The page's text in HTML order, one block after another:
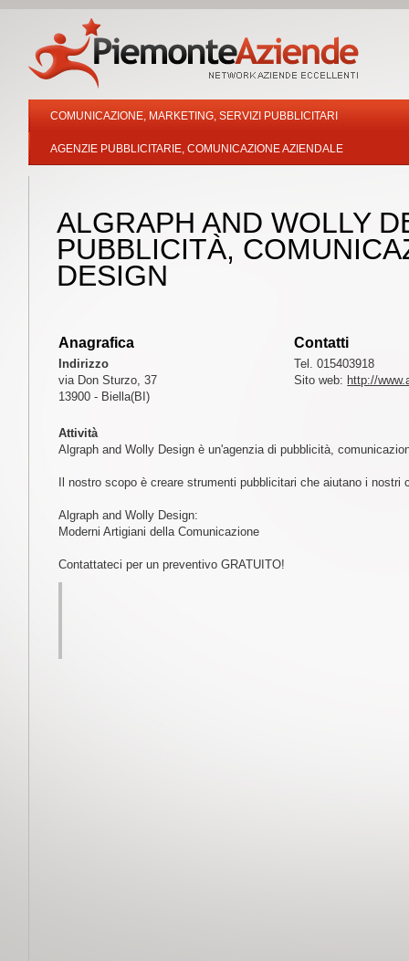
COMUNICAZIONE, MARKETING, SERVIZI PUBBLICITARI
AGENZIE PUBBLICITARIE, COMUNICAZIONE AZIENDALE
ALGRAPH AND WOLLY
PUBBLICITÀ,
DESIGN
Anagrafica
Indirizzo
via Don Sturzo, 37
13900 - Biella(BI)
Contatti
Tel. 015403918
Sito web: http://
Attività
Algraph and Wolly Design è un'agenzia di pubblicità,
Il nostro scopo è creare strumenti pubblicitari che aiutano i nostri
Algraph and Wolly Design:
Moderni Artigiani della Comunicazione
Contattateci per un preventivo GRATUITO!